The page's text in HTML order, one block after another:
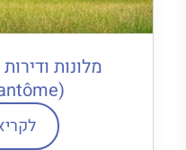
מלונות
(Brantôme) ובסביבה